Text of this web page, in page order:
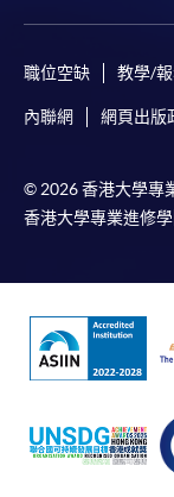
職位空缺 教學/
內聯網 網頁出版
© 2026 香港大學專
香港大學專業進修